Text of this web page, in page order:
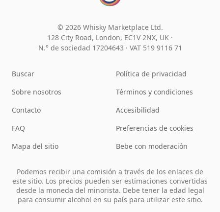
© 2026 Whisky Marketplace Ltd.
128 City Road, London, EC1V 2NX, UK ·
N.° de sociedad 17204643 · VAT 519 9116 71
Buscar
Sobre nosotros
Contacto
FAQ
Mapa del sitio
Política de privacidad
Términos y condiciones
Accesibilidad
Preferencias de cookies
Bebe con moderación
Podemos recibir una comisión a través de los enlaces de
este sitio. Los precios pueden ser estimaciones convertidas
desde la moneda del minorista. Debe tener la edad legal
para consumir alcohol en su país para utilizar este sitio.